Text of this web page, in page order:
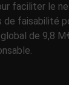
faciliter le
faisabilité
de 9,8